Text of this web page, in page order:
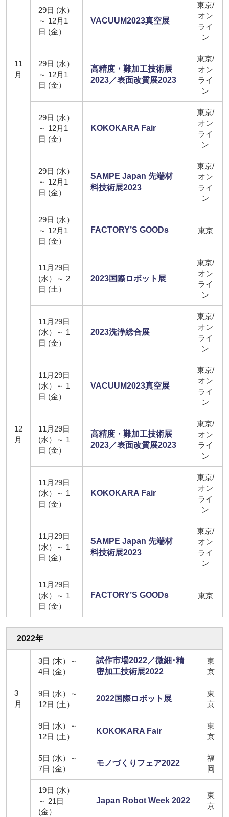
11
月
29日 (水）
～ 12月1
日 (金）
VACUUM2023真空展
東京/
オン
ライ
ン
29日 (水）
～ 12月1
日 (金）
高精度・難加工技術展
2023／表面改質展2023
東京/
オン
ライ
ン
29日 (水）
～ 12月1
日 (金）
KOKOKARA Fair
東京/
オン
ライ
ン
29日 (水）
～ 12月1
日 (金）
SAMPE Japan 先端材
料技術展2023
東京/
オン
ライ
ン
29日 (水）
～ 12月1
日 (金）
FACTORY’S GOODs 東京
12
月
11月29日
(水）～ 2
日 (土）
2023国際ロボット展
東京/
オン
ライ
ン
11月29日
(水）～ 1
日 (金）
2023洗浄総合展
東京/
オン
ライ
ン
11月29日
(水）～ 1
日 (金）
VACUUM2023真空展
東京/
オン
ライ
ン
11月29日
(水）～ 1
日 (金）
高精度・難加工技術展
2023／表面改質展2023
東京/
オン
ライ
ン
11月29日
(水）～ 1
日 (金）
KOKOKARA Fair
東京/
オン
ライ
ン
11月29日
(水）～ 1
日 (金）
SAMPE Japan 先端材
料技術展2023
東京/
オン
ライ
ン
11月29日
(水）～ 1
日 (金）
FACTORY’S GOODs 東京
2022年
3
月
3日 (木）～
4日 (金）
試作市場2022／微細･精
密加工技術展2022
東
京
9日 (水）～
12日 (土）
2022国際ロボット展
東
京
9日 (水）～
12日 (土）
KOKOKARA Fair
東
京
5日 (水）～
7日 (金）
モノづくりフェア2022
福
岡
19日 (水）
～ 21日
(金）
Japan Robot Week 2022
東
京